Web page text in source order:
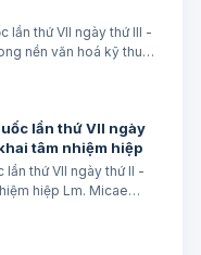
lần thứ VII ngày thứ III -
nền văn hoá kỹ thuật
lần thứ VII ngày
tâm nhiệm hiệp
thứ VII ngày thứ II -
hiệp Lm. Micae